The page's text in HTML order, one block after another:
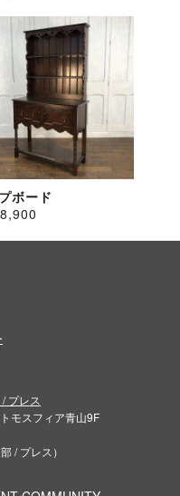
ボード
プレス
モスフィア青山9F
/ プレス）